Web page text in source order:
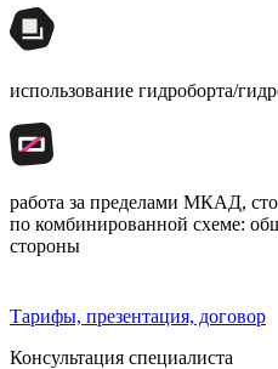
использование гидроборта/
работа за пределами МКАД,
по комбинированной схеме:
стороны
Тарифы, презентация, договор
Консультация специалиста